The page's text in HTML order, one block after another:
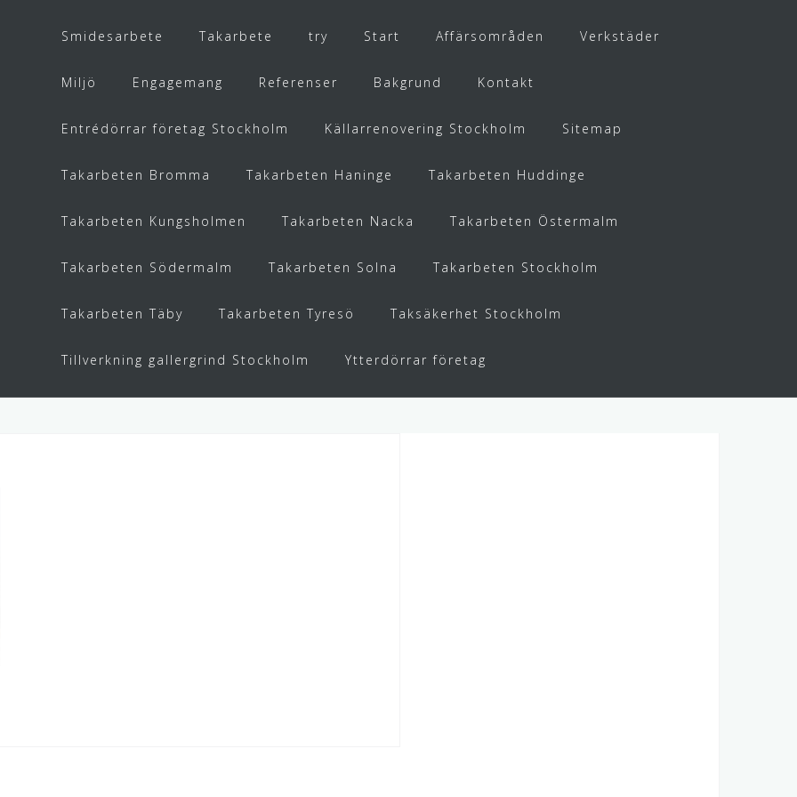
Smidesarbete Takarbete try Start Affärsområden Verkstäder
Miljö Engagemang Referenser Bakgrund Kontakt
Entrédörrar företag Stockholm Källarrenovering Stockholm Sitemap
Takarbeten Bromma Takarbeten Haninge Takarbeten Huddinge
Takarbeten Kungsholmen Takarbeten Nacka Takarbeten Östermalm
Takarbeten Södermalm Takarbeten Solna Takarbeten Stockholm
Takarbeten Täby Takarbeten Tyresö Taksäkerhet Stockholm
Tillverkning gallergrind Stockholm Ytterdörrar företag